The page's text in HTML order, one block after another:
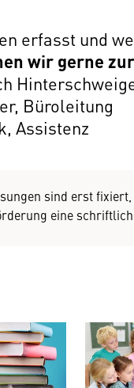
erfasst und
wir gerne
Büroleitung
Assistenz
sind erst
eine